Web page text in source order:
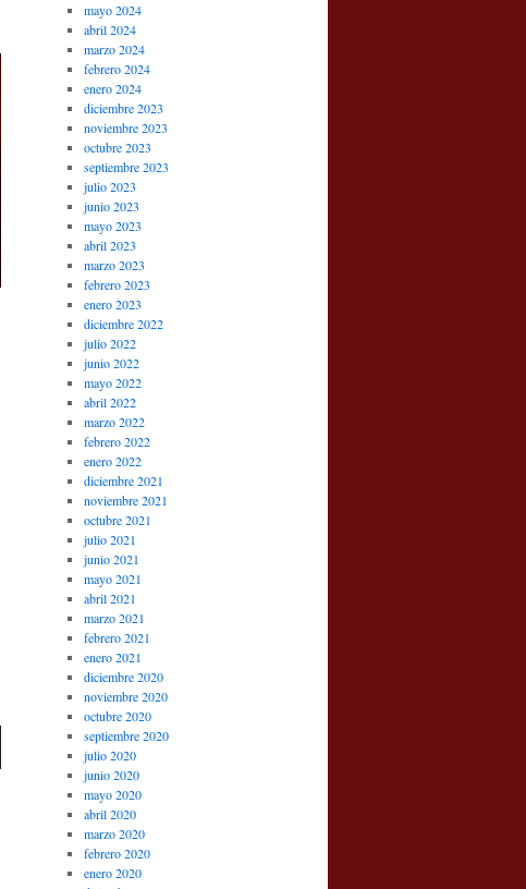
mayo 2024
abril 2024
marzo 2024
febrero 2024
enero 2024
diciembre 2023
noviembre 2023
octubre 2023
septiembre 2023
julio 2023
junio 2023
mayo 2023
abril 2023
marzo 2023
febrero 2023
enero 2023
diciembre 2022
julio 2022
junio 2022
mayo 2022
abril 2022
marzo 2022
febrero 2022
enero 2022
diciembre 2021
noviembre 2021
octubre 2021
julio 2021
junio 2021
mayo 2021
abril 2021
marzo 2021
febrero 2021
enero 2021
diciembre 2020
noviembre 2020
octubre 2020
septiembre 2020
julio 2020
junio 2020
mayo 2020
abril 2020
marzo 2020
febrero 2020
enero 2020